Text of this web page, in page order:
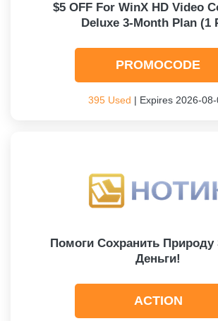
$5 OFF For WinX HD Video
Deluxe 3-Month Plan (1
PROMOCODE
395 Used | Expires 2026-08-
Помоги Сохранить
Деньги!
ACTION